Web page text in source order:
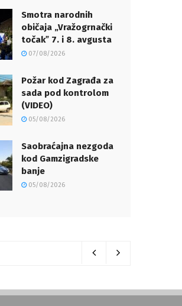
Smotra narodnih
običaja „Vražogrnački
točakˮ 7. i 8. avgusta
07/08/2026
Požar kod Zagrađa za
sada pod kontrolom
(VIDEO)
05/08/2026
Saobraćajna nezgoda
kod Gamzigradske
banje
05/08/2026